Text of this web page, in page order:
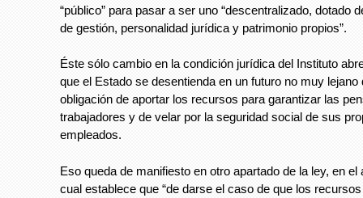
“público” para pasar a ser uno “descentralizado, dotado
de gestión, personalidad jurídica y patrimonio propios”.
Éste sólo cambio en la condición jurídica del Instituto
que el Estado se desentienda en un futuro no muy lejano
obligación de aportar los recursos para garantizar las
trabajadores y de velar por la seguridad social de sus
empleados.
Eso queda de manifiesto en otro apartado de la ley, en el
cual establece que “de darse el caso de que los